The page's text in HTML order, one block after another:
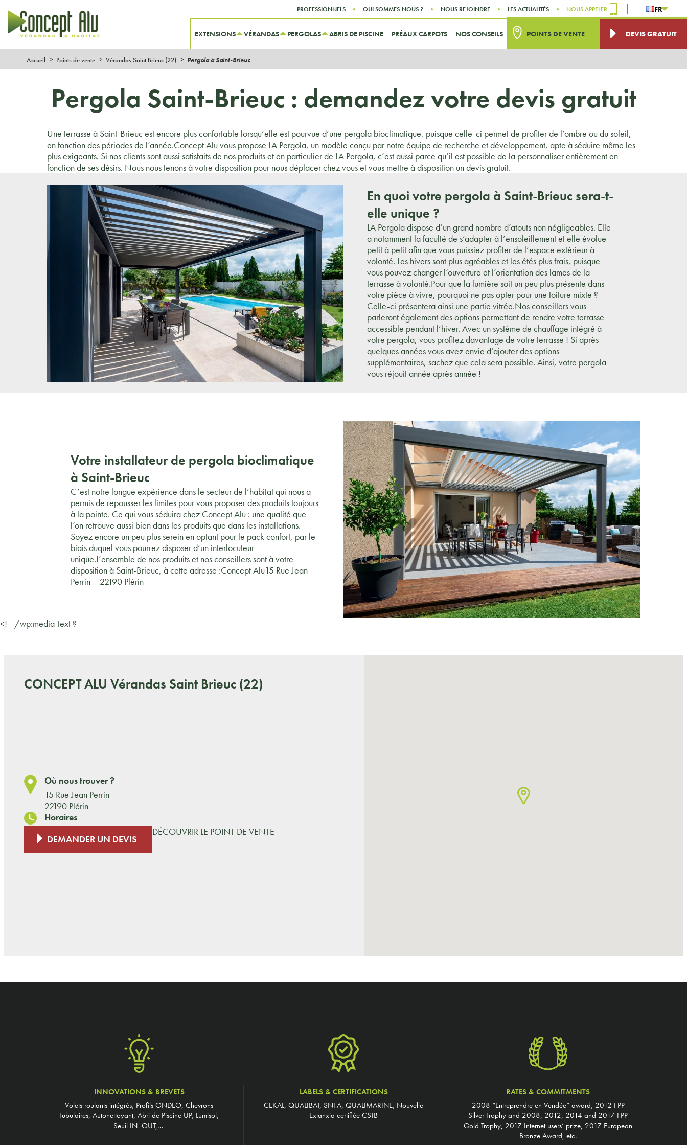
Aller au menu
Aller au contenu
PROFESSIONNELS QUI SOMMES-NOUS ? NOUS REJOINDRE LES ACTUALITÉS NOUS APPELER FR
EXTENSIONS VÉRANDAS PERGOLAS ABRIS DE PISCINE PRÉAUX CARPOTS NOS CONSEILS POINTS DE VENTE DEVIS GRATUIT
Accueil Points de vente Vérandas Saint Brieuc (22) Pergola à Saint-Brieuc
Pergola Saint-Brieuc : demandez votre devis gratuit
Une terrasse à Saint-Brieuc est encore plus confortable lorsqu’elle est pourvue d’une pergola bioclimatique, puisque celle-ci permet de profiter de l’ombre ou du soleil,
en fonction des périodes de l’année.Concept Alu vous propose LA Pergola, un modèle conçu par notre équipe de recherche et développement, apte à séduire même les
plus exigeants. Si nos clients sont aussi satisfaits de nos produits et en particulier de LA Pergola, c’est aussi parce qu’il est possible de la personnaliser entièrement en
fonction de ses désirs. Nous nous tenons à votre disposition pour nous déplacer chez vous et vous mettre à disposition un devis gratuit.
En quoi votre pergola à Saint-Brieuc sera-t-
elle unique ?
LA Pergola dispose d’un grand nombre d’atouts non négligeables. Elle
a notamment la faculté de s’adapter à l’ensoleillement et elle évolue
petit à petit afin que vous puissiez profiter de l’espace extérieur à
volonté. Les hivers sont plus agréables et les étés plus frais, puisque
vous pouvez changer l’ouverture et l’orientation des lames de la
terrasse à volonté.Pour que la lumière soit un peu plus présente dans
votre pièce à vivre, pourquoi ne pas opter pour une toiture mixte ?
Celle-ci présentera ainsi une partie vitrée.Nos conseillers vous
parleront également des options permettant de rendre votre terrasse
accessible pendant l’hiver. Avec un système de chauffage intégré à
votre pergola, vous profitez davantage de votre terrasse ! Si après
quelques années vous avez envie d’ajouter des options
supplémentaires, sachez que cela sera possible. Ainsi, votre pergola
vous réjouit année après année !
Votre installateur de pergola bioclimatique
à Saint-Brieuc
C’est notre longue expérience dans le secteur de l’habitat qui nous a
permis de repousser les limites pour vous proposer des produits toujours
à la pointe. Ce qui vous séduira chez Concept Alu : une qualité que
l’on retrouve aussi bien dans les produits que dans les installations.
Soyez encore un peu plus serein en optant pour le pack confort, par le
biais duquel vous pourrez disposer d’un interlocuteur
unique.L’ensemble de nos produits et nos conseillers sont à votre
disposition à Saint-Brieuc, à cette adresse :Concept Alu15 Rue Jean
Perrin – 22190 Plérin
<!– /wp:media-text ?
CONCEPT ALU Vérandas Saint Brieuc (22)
Où nous trouver ?
15 Rue Jean Perrin
22190 Plérin
Horaires
DEMANDER UN DEVIS
DÉCOUVRIR LE POINT DE VENTE
INNOVATIONS & BREVETS
Volets roulants intégrés, Profils ONDEO, Chevrons
Tubulaires, Autonettoyant, Abri de Piscine UP, Lumisol,
Seuil IN_OUT,…
LABELS & CERTIFICATIONS
CEKAL, QUALIBAT, SNFA, QUALIMARINE, Nouvelle
Extanxia certifiée CSTB
RATES & COMMITMENTS
2008 “Entreprendre en Vendée” award, 2012 FPP
Silver Trophy and 2008, 2012, 2014 and 2017 FPP
Gold Trophy, 2017 Internet users’ prize, 2017 European
Bronze Award, etc.